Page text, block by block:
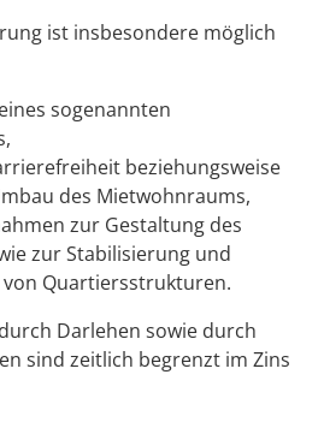
ist insbesondere möglich
sogenannten
beziehungsweise
des Mietwohnraums,
zur Gestaltung des
zur Stabilisierung und
Quartiersstrukturen.
Darlehen sowie durch
sind zeitlich begrenzt im Zins